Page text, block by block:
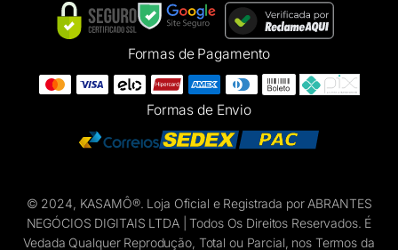
Formas de Pagamento
Formas de Envio
© 2024, KASAMÔ®. Loja Oficial e Registrada por ABRANTES
NEGÓCIOS DIGITAIS LTDA | Todos Os Direitos Reservados. É
Vedada Qualquer Reprodução, Total ou Parcial, nos Termos da